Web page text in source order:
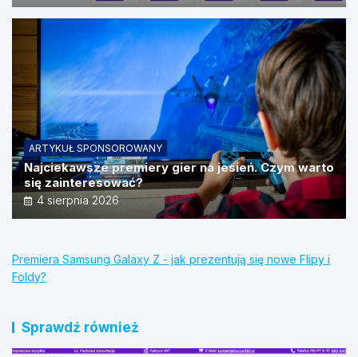
ARTYKUŁ SPONSOROWANY
Najciekawsze premiery gier na jesień. Czym warto
się zainteresować?
4 sierpnia 2026
Premiera Samsung Galaxy Z - jak prezentują się nowe Flipy i
Foldy?
Sprawdź również